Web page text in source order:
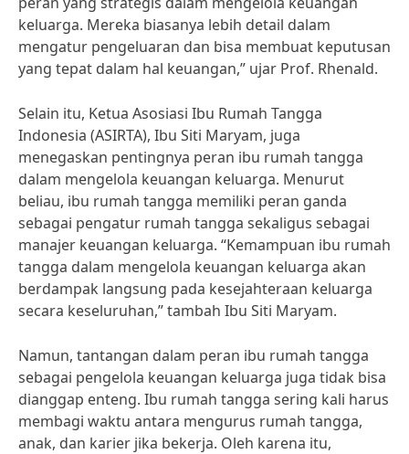
keluarga. Mereka biasanya lebih detail dalam
mengatur pengeluaran dan bisa membuat keputusan
yang tepat dalam hal keuangan,” ujar Prof. Rhenald.
Selain itu, Ketua Asosiasi Ibu Rumah Tangga
Indonesia (ASIRTA), Ibu Siti Maryam, juga
menegaskan pentingnya peran ibu rumah tangga
dalam mengelola keuangan keluarga. Menurut
beliau, ibu rumah tangga memiliki peran ganda
sebagai pengatur rumah tangga sekaligus sebagai
manajer keuangan keluarga. “Kemampuan ibu rumah
tangga dalam mengelola keuangan keluarga akan
berdampak langsung pada kesejahteraan keluarga
secara keseluruhan,” tambah Ibu Siti Maryam.
Namun, tantangan dalam peran ibu rumah tangga
sebagai pengelola keuangan keluarga juga tidak bisa
dianggap enteng. Ibu rumah tangga sering kali harus
membagi waktu antara mengurus rumah tangga,
anak, dan karier jika bekerja. Oleh karena itu,